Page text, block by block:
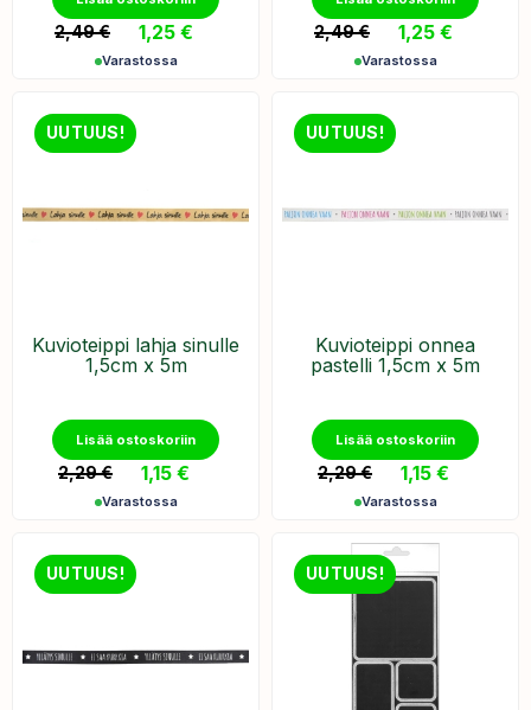
2,49€ 1,25 €
Varastossa
2,49€ 1,25 €
Varastossa
UUTUUS!
Kuvioteippi lahja sinulle
1,5cm x 5m
Lisää ostoskoriin
2,29€ 1,15 €
Varastossa
UUTUUS!
Kuvioteippi onnea
pastelli 1,5cm x 5m
Lisää ostoskoriin
2,29€ 1,15 €
Varastossa
UUTUUS! UUTUUS!